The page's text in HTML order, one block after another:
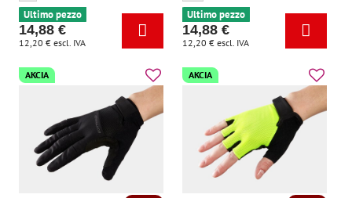
Ultimo pezzo
14,88 €
12,20 € escl. IVA
Ultimo pezzo
14,88 €
12,20 € escl. IVA
AKCIA AKCIA